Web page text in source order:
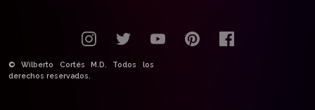
© Wilberto Cortés M.D. Todos los
derechos reservados.